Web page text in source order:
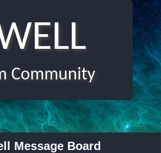
Community
Message Board